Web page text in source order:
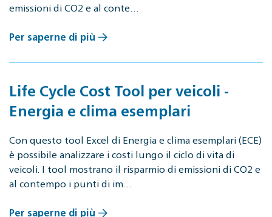
emissioni di CO2 e al conte…
Per saperne di più
Life Cycle Cost Tool per veicoli -
Energia e clima esemplari
Con questo tool Excel di Energia e clima esemplari (ECE)
è possibile analizzare i costi lungo il ciclo di vita di
veicoli. I tool mostrano il risparmio di emissioni di CO2 e
al contempo i punti di im…
Per saperne di più